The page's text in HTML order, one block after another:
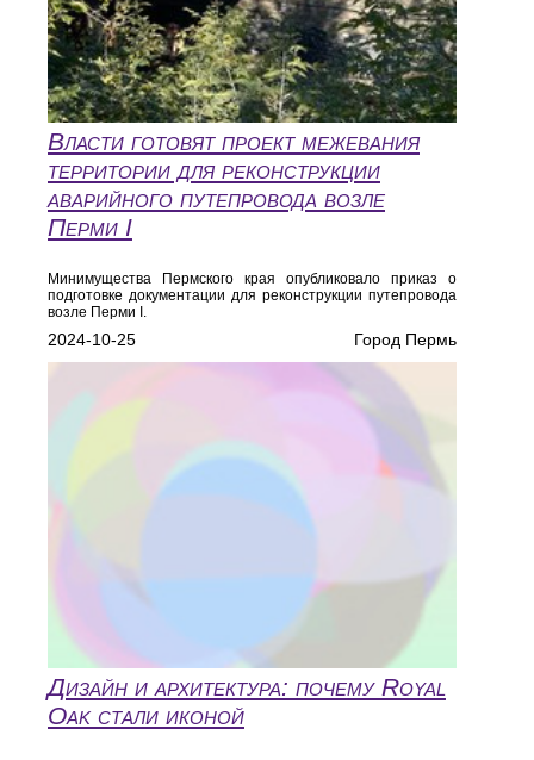
Власти готовят проект межевания
территории для реконструкции
аварийного путепровода возле
Перми I
Минимущества Пермского края опубликовало приказ о
подготовке документации для реконструкции путепровода
возле Перми I.
2024-10-25 Город Пермь
Дизайн и архитектура: почему Royal
Oak стали иконой